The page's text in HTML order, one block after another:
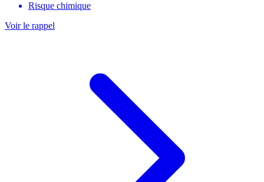
Risque chimique
Voir le rappel